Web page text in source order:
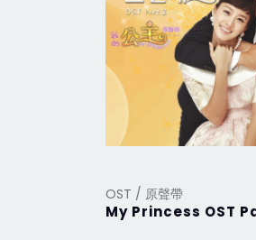
OST / 原聲帶
My Princess OST